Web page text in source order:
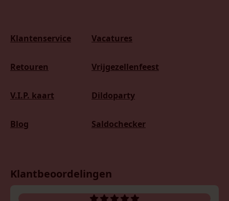
Klantenservice
Retouren
V.I.P. kaart
Blog
Vacatures
Vrijgezellenfeest
Dildoparty
Saldochecker
Klantbeoordelingen